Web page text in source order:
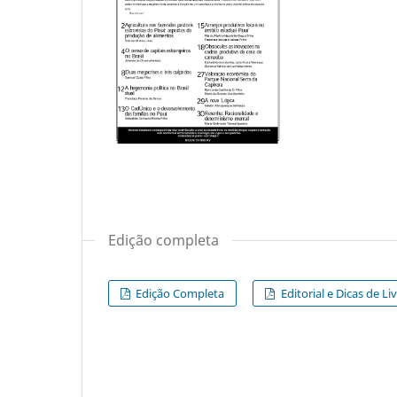
Edição completa
Edição Completa Editorial e Dicas de